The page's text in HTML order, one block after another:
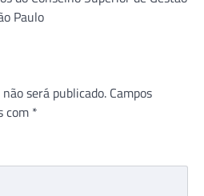
Paulo
será publicado. Campos
com *